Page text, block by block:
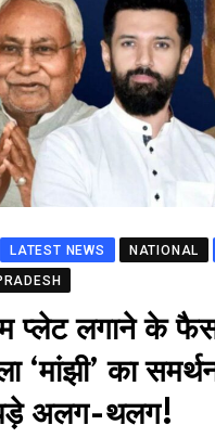
LATEST NEWS NATIONAL
प्लेट लगाने के
‘मांझी’ का
अलग-थलग!